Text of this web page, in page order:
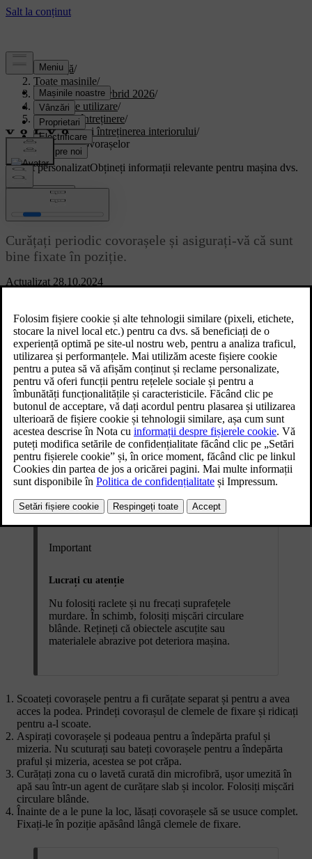
Asistență/
Toate mașinile/
XC90 Plug-in Hybrid 2026/
Manual de utilizare/
Îngrijire și întreținere/
Curățarea și întreținerea interiorului/
Curățarea covorașelor
Suport personalizatObțineți informații relevante pentru mașina dvs.
Conectează-te
Actualizat 28.10.2024
Curățarea covorașelor
Curățați periodic covorașele și asigurați-vă că sunt
bine fixate în poziție.
Important
Lucrați cu atenție
Nu folosiți raclete și nu frecați suprafețele
murdare. În schimb, folosiți mișcări circulare
blânde. Rețineți că obiectele ascuțite sau
materialele abrazive pot deteriora mașina.
Scoateți covorașele pentru a fi curățate separat și pentru a avea
acces la podea. Prindeți covorașul de clemele de fixare și ridicați
pentru a-l scoate.
Aspirați covorașele și podeaua pentru a îndepărta praful și
mizeria. Nu scuturați sau bateți covorașele pentru a îndepărta
praful și mizeria, acestea se pot crăpa.
Curățați zona cu o lavetă curată din microfibră, ușor umezită în
apă sau într-un agent de curățare slab și incolor. Folosiți mișcări
circulare blânde.
Înainte de a le pune la loc, lăsați covorașele să se usuce complet.
Fixați-le în poziție apăsând lângă clemele de fixare.